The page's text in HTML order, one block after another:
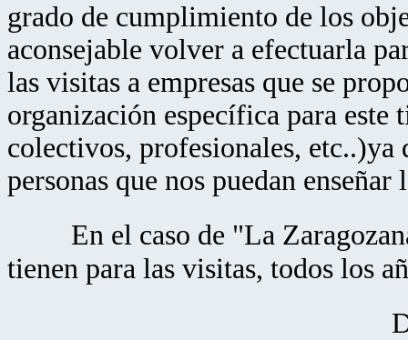
grado de cumplimiento de los
aconsejable volver a efectuarla
las visitas a empresas que se
organización específica para
colectivos, profesionales, etc..)ya
personas que nos puedan enseñar
En el caso de "La
tienen para las visitas, todos los
Dpto. Economía